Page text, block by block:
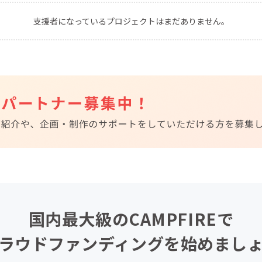
CAMPFIRE for Social Good
CAMPFIRE Creation
CAMPFIREふるさと納税
machi-ya コミュニティ
支援者になっているプロジェクトはまだありません。
国内最大級のCAMPFIREで
ウドファンディングを始めまし